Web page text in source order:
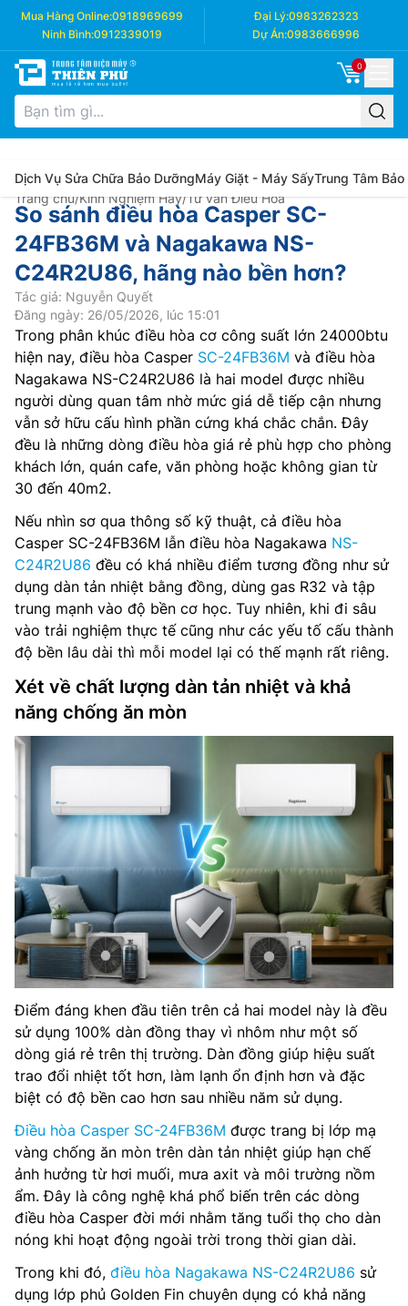
Mua Hàng Online:0918969699 Đại Lý:0983262323
Ninh Bình:0912339019 Dự Án:0983666996
0
Dịch Vụ Sửa Chữa Bảo DưỡngMáy Giặt - Máy SấyTrung Tâm Bảo
Trang chủ/Kinh Nghiệm Hay/Tư vấn Điều Hòa
So sánh điều hòa Casper SC-
24FB36M và Nagakawa NS-
C24R2U86, hãng nào bền hơn?
Tác giả: Nguyễn Quyết
Đăng ngày: 26/05/2026, lúc 15:01
Trong phân khúc điều hòa cơ công suất lớn 24000btu
hiện nay, điều hòa Casper SC-24FB36M và điều hòa
Nagakawa NS-C24R2U86 là hai model được nhiều
người dùng quan tâm nhờ mức giá dễ tiếp cận nhưng
vẫn sở hữu cấu hình phần cứng khá chắc chắn. Đây
đều là những dòng điều hòa giá rẻ phù hợp cho phòng
khách lớn, quán cafe, văn phòng hoặc không gian từ
30 đến 40m2.
Nếu nhìn sơ qua thông số kỹ thuật, cả điều hòa
Casper SC-24FB36M lẫn điều hòa Nagakawa NS-
C24R2U86 đều có khá nhiều điểm tương đồng như sử
dụng dàn tản nhiệt bằng đồng, dùng gas R32 và tập
trung mạnh vào độ bền cơ học. Tuy nhiên, khi đi sâu
vào trải nghiệm thực tế cũng như các yếu tố cấu thành
độ bền lâu dài thì mỗi model lại có thế mạnh rất riêng.
Xét về chất lượng dàn tản nhiệt và khả
năng chống ăn mòn
Điểm đáng khen đầu tiên trên cả hai model này là đều
sử dụng 100% dàn đồng thay vì nhôm như một số
dòng giá rẻ trên thị trường. Dàn đồng giúp hiệu suất
trao đổi nhiệt tốt hơn, làm lạnh ổn định hơn và đặc
biệt có độ bền cao hơn sau nhiều năm sử dụng.
Điều hòa Casper SC-24FB36M được trang bị lớp mạ
vàng chống ăn mòn trên dàn tản nhiệt giúp hạn chế
ảnh hưởng từ hơi muối, mưa axit và môi trường nồm
ẩm. Đây là công nghệ khá phổ biến trên các dòng
điều hòa Casper đời mới nhằm tăng tuổi thọ cho dàn
nóng khi hoạt động ngoài trời trong thời gian dài.
Trong khi đó, điều hòa Nagakawa NS-C24R2U86 sử
dụng lớp phủ Golden Fin chuyên dụng có khả năng